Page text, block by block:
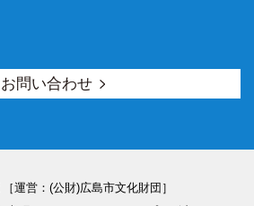
お問い合わせ
［運営：(公財)広島市文化財団］